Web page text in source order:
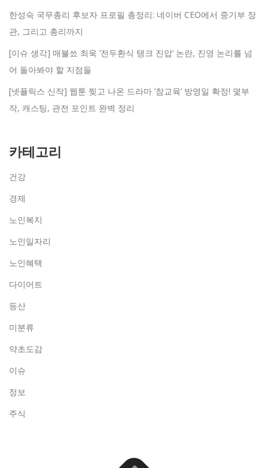
한성숙 국무총리 후보자 프로필 총정리: 네이버 CEO에서 중기부 장
관, 그리고 총리까지
[이슈 생각] 매불쑈 최욱 ‘전두환식 탱크 진압’ 논란, 진영 논리를 넘
어 돌아봐야 할 지점들
[넷플릭스 신작] 웹툰 찢고 나온 드라마 ‘참교육’ 방영일 확정! 몇부
작, 캐스팅, 관전 포인트 완벽 정리
카테고리
건강
경제
노인복지
노인일자리
노인혜택
다이어트
등산
미분류
약초도감
이슈
정보
주식